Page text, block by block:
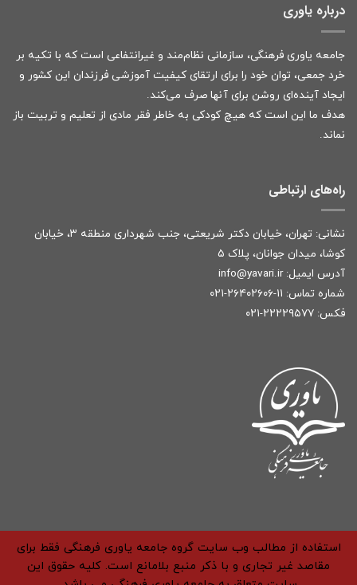
درباره یاوری
جامعه یاوری فرهنگی، سازمانی نظام‌مند و غیرانتفاعی است که با تکیه بر
خرد جمعی، توان خود را برای ارتقای کیفیت آموزشی فرزندان این کشور و
ایجاد آینده‌ای روشن برای آنها صرف می‌کند.
هدف ما این است که هیچ کودکی به خاطر فقر مادی از تعلیم و تربیت باز
نماند.
راه‌های ارتباطی
نشانی: تهران، خیابان دکتر شریعتی، جنب شهرداری منطقه ۳، خیابان
کوشا، میدان جوانان، پلاک ۵
آدرس ایمیل: info@yavari.ir
شماره تماس: ۱۱-۲۶۴۰۲۶۰۶-۰۲۱
فکس: ۲۲۲۲۹۵۷۷-۰۲۱
استفاده از مطالب وب سایت گروه جامعه یاوری فرهنگی فقط برای
مقاصد غیر تجاری و با ذکر منبع بلامانع است. کلیه حقوق این